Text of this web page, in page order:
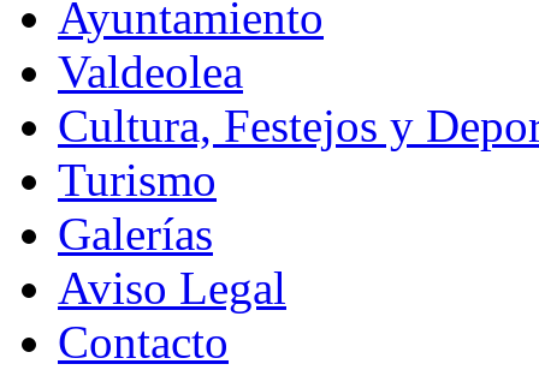
Ayuntamiento
Valdeolea
Cultura, Festejos y
Turismo
Galerías
Aviso Legal
Contacto